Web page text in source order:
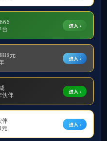
利 专任教师岗